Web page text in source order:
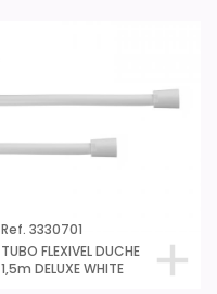
Ref. 3330701
TUBO FLEXIVEL DUCHE
1,5m DELUXE WHITE